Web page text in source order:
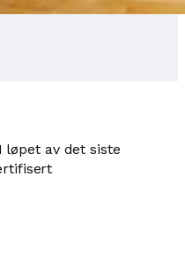
av det siste